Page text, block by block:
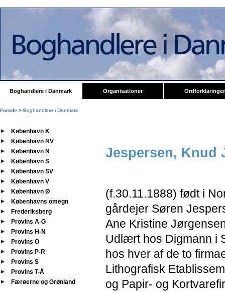
Boghandlere i Danmark Organisationer Ordforklaringer
Forside > Boghandlere i Danmark
København K
København NV
København N
København S
København SV
København V
København Ø
Københavns omegn
Frederiksberg
Provins A-G
Provins H-N
Provins O
Provins P-R
Provins S
Provins T-Å
Færøerne og Grønland
Jespersen, Knud
(f.30.11.1888) født i
gårdejer Søren
Ane Kristine
Udlært hos Digmann i
hos hver af de to
Lithografisk
og Papir- og